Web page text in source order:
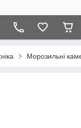
Морозильні